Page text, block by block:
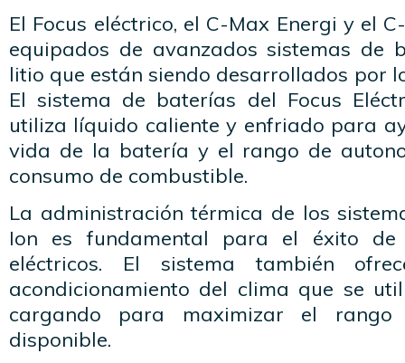
El Focus eléctrico, el C-Max Energi y el
equipados de avanzados sistemas de
litio que están siendo desarrollados por
El sistema de baterías del Focus
utiliza líquido caliente y enfriado para
vida de la batería y el rango de
consumo de combustible.
La administración térmica de los
Ion es fundamental para el éxito de
eléctricos. El sistema también
acondicionamiento del clima que se
cargando para maximizar el
disponible.